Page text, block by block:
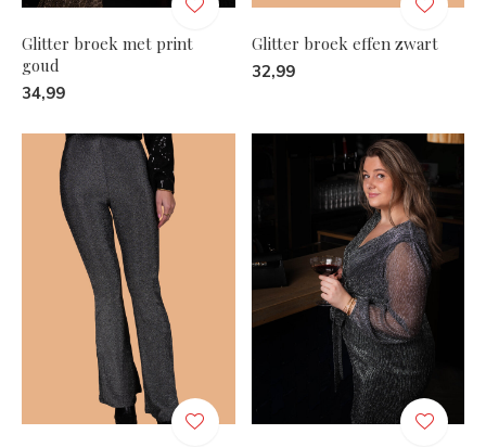
Glitter broek met print
goud
34,99
Glitter broek effen zwart
32,99